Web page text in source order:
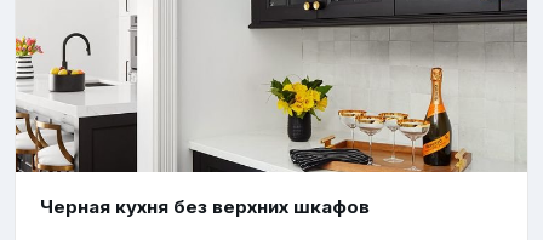
Черная кухня без верхних шкафов